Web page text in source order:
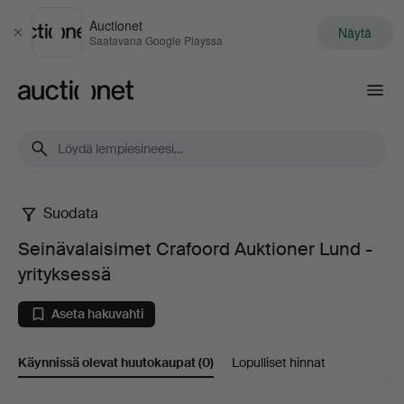
Sulje
Auctionet
Saatavana Google Playssa Näytä
Seinävalaisimet
Crafoord
Auktioner
Lund
Suodata
Seinävalaisimet Crafoord Auktioner Lund -
yrityksessä
Aseta hakuvahti
Käynnissä olevat huutokaupat(0) Lopulliset hinnat